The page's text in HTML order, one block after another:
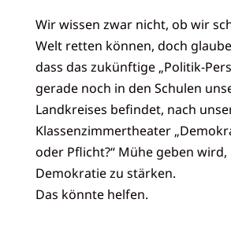
Wir wissen zwar nicht, ob wir
Welt retten können, doch
dass das zukünftige „Politik-
gerade noch in den Schulen
Landkreises befindet, nach
Klassenzimmertheater
oder Pflicht?“ Mühe geben
Demokratie zu stärken.
Das könnte helfen.